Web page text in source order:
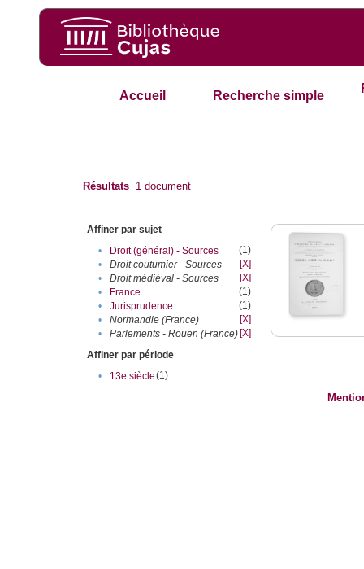
Accueil Recherche simple
Résultats 1 document
Affiner par sujet
•
Droit (général) - Sources
(1)
•
Droit coutumier - Sources
[X]
•
Droit médiéval - Sources
[X]
•
France
(1)
•
Jurisprudence
(1)
•
Normandie (France)
[X]
•
Parlements - Rouen (France) [X]
Affiner par période
•
13e siècle(1)